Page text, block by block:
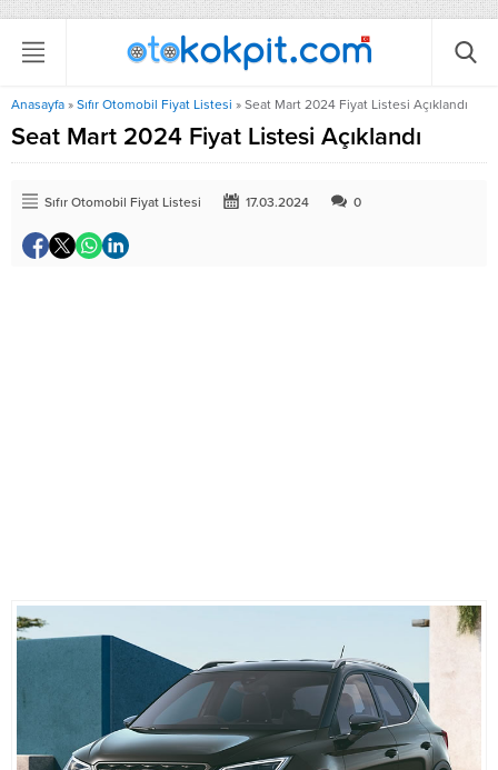
Anasayfa » Sıfır Otomobil Fiyat Listesi » Seat Mart 2024 Fiyat Listesi Açıklandı
Seat Mart 2024 Fiyat Listesi Açıklandı
Sıfır Otomobil Fiyat Listesi 17.03.2024 0